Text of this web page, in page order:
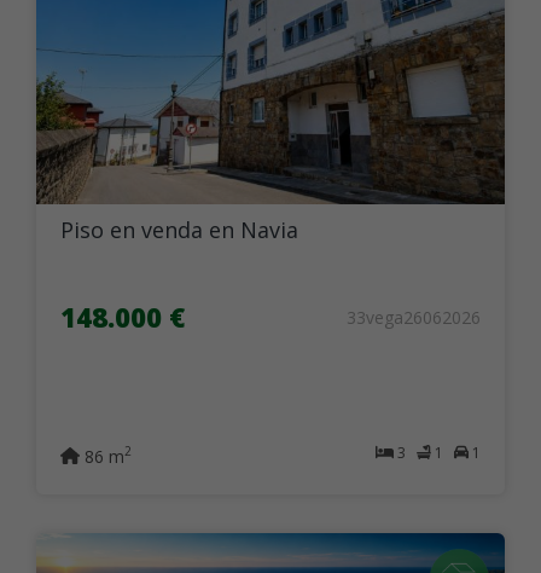
Piso en venda en Navia
148.000 € 33vega26062026
3 1 1
86 m2